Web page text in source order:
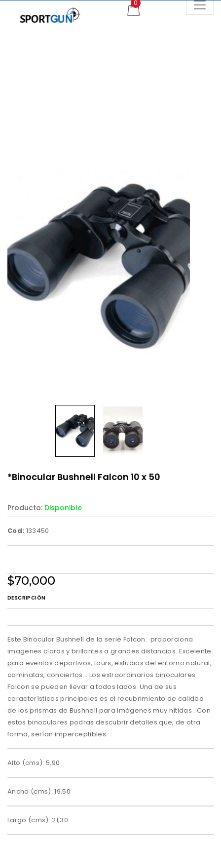
*Binocular Bushnell Falcon 10 x 50
Producto: Disponible
Cod: 133450
$70,000
DESCRIPCIÓN
Este Binocular Bushnell de la serie Falcon. proporciona
imagenes claras y brillantes a grandes distancias. Excelente
para eventos deportivos, tours, estudios del entorno natural,
caminatas, conciertos... Los extraordinarios binoculares
Falcon se pueden llevar a todos lados. Una de sus
características principales es el recubrimiento de calidad
de los prismas de Bushnell para imágenes muy nítidas . Con
estos binoculares podras descubrir detalles que, de otra
forma, serían imperceptibles.
Alto (cms): 5,90
Ancho (cms): 19,50
Largo (cms): 21,30